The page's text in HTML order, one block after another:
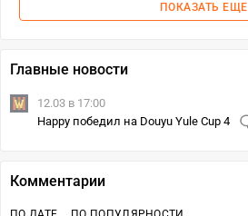
ПОКАЗАТЬ ЕЩЕ
Главные новости
12.03 в 17:00
Happy победил на Douyu Yule Cup 4
Комментарии